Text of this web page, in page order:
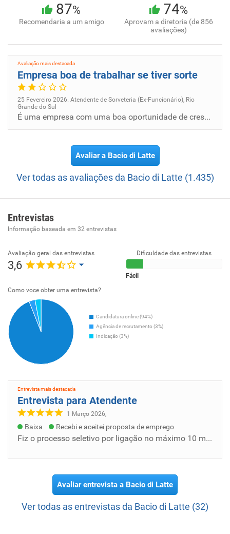
87%
Recomendaria a um amigo
74%
Aprovam a diretoria (de 856
avaliações)
Avaliação mais destacada
Empresa boa de trabalhar se tiver sorte
25 Fevereiro 2026. Atendente de Sorveteria (Ex-Funcionário), Rio
Grande do Sul
É uma empresa com uma boa oportunidade de crescimento se você der sorte de não encontrar com um gerente imaturo, que não...
Avaliar a Bacio di Latte
Ver todas as avaliações da Bacio di Latte (1.435)
Entrevistas
Informação baseada em 32 entrevistas
Avaliação geral das entrevistas
3,6
Dificuldade das entrevistas
Fácil
Como voce obter uma entrevista?
Candidatura online (94%)
Agência de recrutamento (3%)
Indicação (3%)
Entrevista mais destacada
Entrevista para Atendente
1 Março 2026,
Baixa Recebi e aceitei proposta de emprego
Fiz o processo seletivo por ligação no máximo 10 minutos, me contaram sobre a empresa a Gabriela foi super simpatica, esclareceu todas minha...
Avaliar entrevista a Bacio di Latte
Ver todas as entrevistas da Bacio di Latte (32)